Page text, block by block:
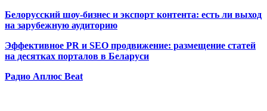
Белорусский шоу-бизнес и экспорт контента: есть ли выход
на зарубежную аудиторию
Эффективное PR и SEO продвижение: размещение статей
на десятках порталов в Беларуси
Радио Аплюс Beat